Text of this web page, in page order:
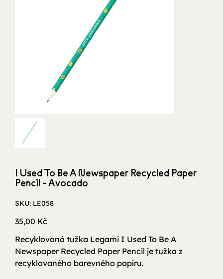
I Used To Be A Newspaper Recycled Paper
Pencil - Avocado
SKU: SKU
LE058
LE058
Cena
35,00 Kč
Recyklovaná tužka Legami I Used To Be A
Newspaper Recycled Paper Pencil je tužka z
recyklovaného barevného papíru.